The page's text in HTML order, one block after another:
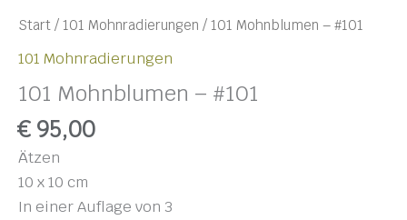
Start / 101 Mohnradierungen / 101 Mohnblumen – #101
101 Mohnradierungen
101 Mohnblumen – #101
€ 95,00
Ätzen
10 x 10 cm
In einer Auflage von 3